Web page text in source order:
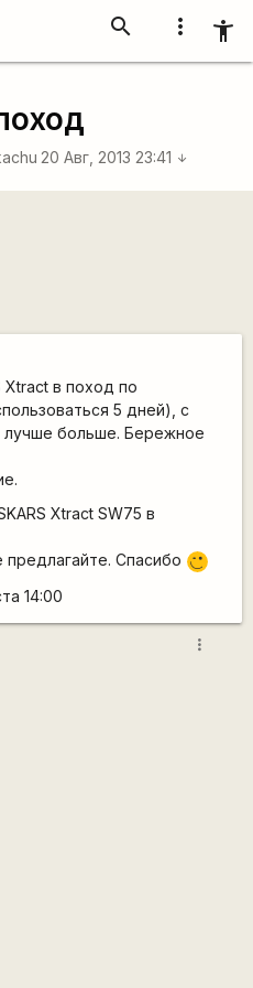
more_vert accessibility_new
search
20 Авг, 2013 23:41 arrow_downward
Xtract в поход по
5 дней), с
лучше больше. Бережное
Xtract SW75 в
Спасибо
;)
14:00
more_vert